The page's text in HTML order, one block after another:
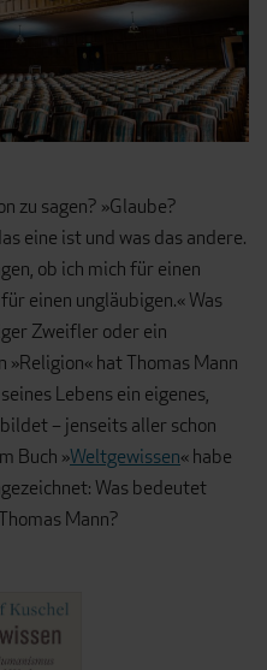
zu sagen? »Glaube?
eine ist und was das andere.
ob ich mich für einen
einen ungläubigen.« Was
Zweifler oder ein
hat Thomas Mann
Lebens ein eigenes,
– jenseits aller schon
Buch »Weltgewissen« habe
Was bedeutet
Mann?